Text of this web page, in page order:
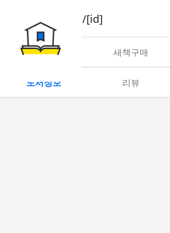
book/rent/[id]
대여 새책구매
도서정보 리뷰